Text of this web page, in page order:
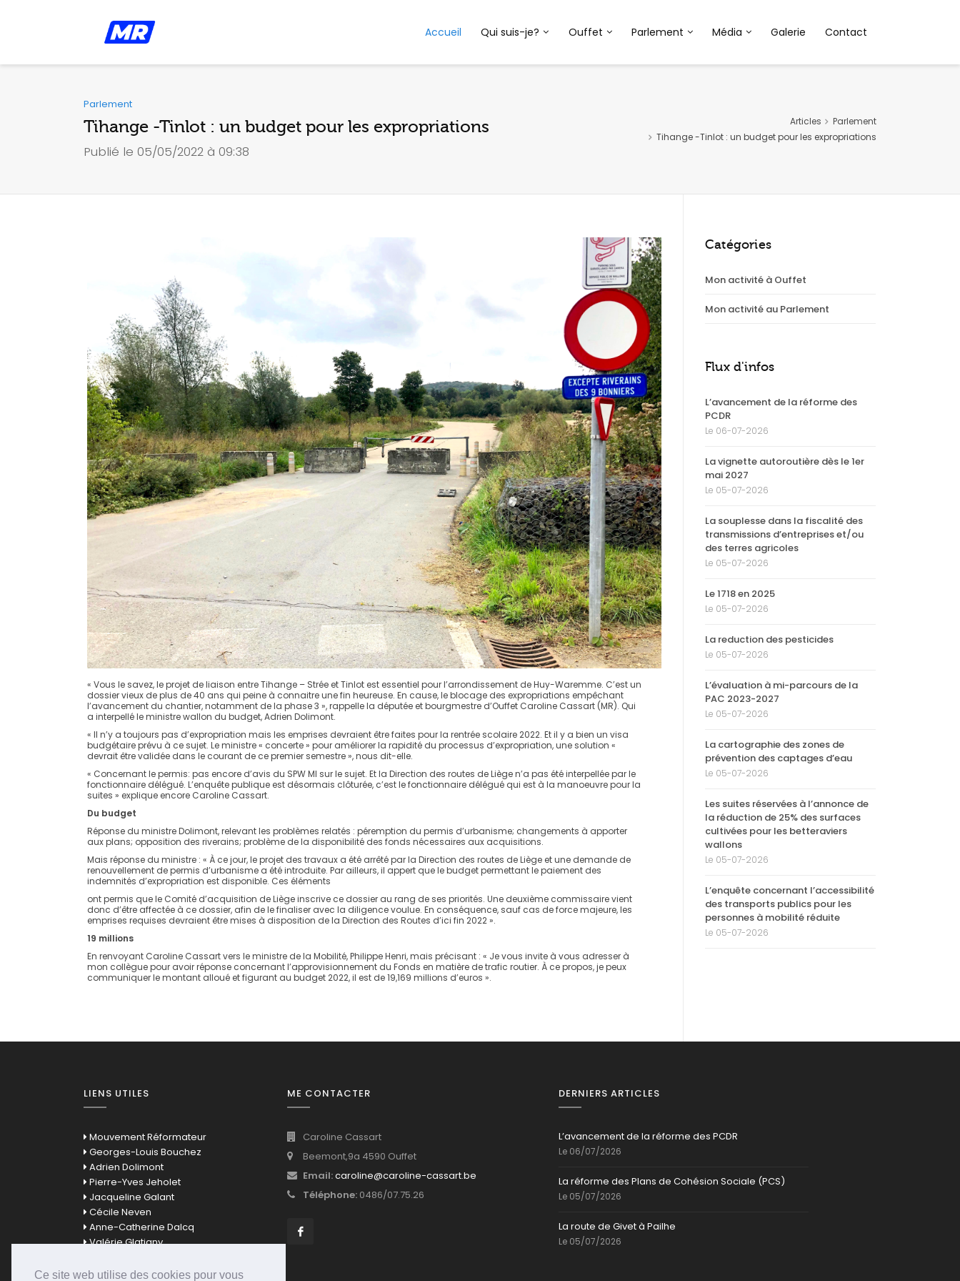
Ce site web utilise des cookies pour vous
Accueil Qui suis-je? Ouffet Parlement Média Galerie Contact
Parlement
Tihange -Tinlot : un budget pour les expropriations
Publié le 05/05/2022 à 09:38
Articles
Parlement
Tihange -Tinlot : un budget pour les expropriations
« Vous le savez, le projet de liaison entre Tihange – Strée et Tinlot est essentiel pour l’arrondissement de Huy-Waremme. C’est un
dossier vieux de plus de 40 ans qui peine à connaitre une fin heureuse. En cause, le blocage des expropriations empêchant
l’avancement du chantier, notamment de la phase 3 », rappelle la députée et bourgmestre d’Ouffet Caroline Cassart (MR). Qui
a interpellé le ministre wallon du budget, Adrien Dolimont.
« Il n’y a toujours pas d’expropriation mais les emprises devraient être faites pour la rentrée scolaire 2022. Et il y a bien un visa
budgétaire prévu à ce sujet. Le ministre « concerte » pour améliorer la rapidité du processus d’expropriation, une solution «
devrait être validée dans le courant de ce premier semestre », nous dit-elle.
« Concernant le permis: pas encore d’avis du SPW MI sur le sujet. Et la Direction des routes de Liège n’a pas été interpellée par le
fonctionnaire délégué. L’enquête publique est désormais clôturée, c’est le fonctionnaire délégué qui est à la manoeuvre pour la
suites » explique encore Caroline Cassart.
Du budget
Réponse du ministre Dolimont, relevant les problèmes relatés : péremption du permis d’urbanisme; changements à apporter
aux plans; opposition des riverains; problème de la disponibilité des fonds nécessaires aux acquisitions.
Mais réponse du ministre : « À ce jour, le projet des travaux a été arrêté par la Direction des routes de Liège et une demande de
renouvellement de permis d’urbanisme a été introduite. Par ailleurs, il appert que le budget permettant le paiement des
indemnités d’expropriation est disponible. Ces éléments
ont permis que le Comité d’acquisition de Liège inscrive ce dossier au rang de ses priorités. Une deuxième commissaire vient
donc d’être affectée à ce dossier, afin de le finaliser avec la diligence voulue. En conséquence, sauf cas de force majeure, les
emprises requises devraient être mises à disposition de la Direction des Routes d’ici fin 2022 ».
19 millions
En renvoyant Caroline Cassart vers le ministre de la Mobilité, Philippe Henri, mais précisant : « Je vous invite à vous adresser à
mon collègue pour avoir réponse concernant l’approvisionnement du Fonds en matière de trafic routier. À ce propos, je peux
communiquer le montant alloué et figurant au budget 2022, il est de 19,169 millions d’euros ».
Catégories
Mon activité à Ouffet
Mon activité au Parlement
Flux d'infos
L’avancement de la réforme des
PCDR
Le 06-07-2026
La vignette autoroutière dès le 1er
mai 2027
Le 05-07-2026
La souplesse dans la fiscalité des
transmissions d’entreprises et/ou
des terres agricoles
Le 05-07-2026
Le 1718 en 2025
Le 05-07-2026
La reduction des pesticides
Le 05-07-2026
L’évaluation à mi-parcours de la
PAC 2023-2027
Le 05-07-2026
La cartographie des zones de
prévention des captages d’eau
Le 05-07-2026
Les suites réservées à l’annonce de
la réduction de 25% des surfaces
cultivées pour les betteraviers
wallons
Le 05-07-2026
L’enquête concernant l’accessibilité
des transports publics pour les
personnes à mobilité réduite
Le 05-07-2026
LIENS UTILES
Mouvement Réformateur
Georges-Louis Bouchez
Adrien Dolimont
Pierre-Yves Jeholet
Jacqueline Galant
Cécile Neven
Anne-Catherine Dalcq
Valérie Glatigny
Bernard Quintin
ME CONTACTER
Caroline Cassart
Beemont,9a 4590 Ouffet
Email:caroline@caroline-cassart.be
Téléphone: 0486/07.75.26
DERNIERS ARTICLES
L’avancement de la réforme des PCDR
Le 06/07/2026
La réforme des Plans de Cohésion Sociale (PCS)
Le 05/07/2026
La route de Givet à Pailhe
Le 05/07/2026